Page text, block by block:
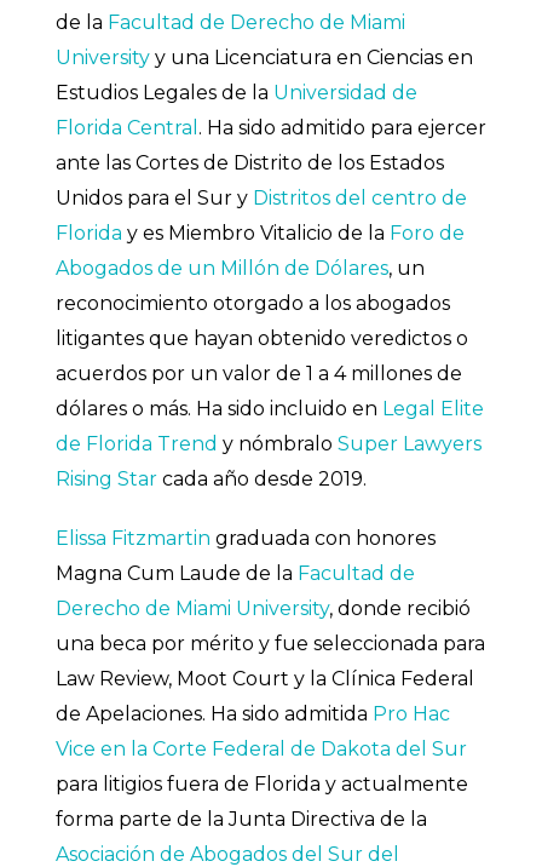
de la Facultad de Derecho de Miami
University y una Licenciatura en Ciencias en
Estudios Legales de la Universidad de
Florida Central . Ha sido admitido para ejercer
ante las Cortes de Distrito de los Estados
Unidos para el Sur y Distritos del centro de
Florida y es Miembro Vitalicio de la Foro de
Abogados de un Millón de Dólares, un
reconocimiento otorgado a los abogados
litigantes que hayan obtenido veredictos o
acuerdos por un valor de 1 a 4 millones de
dólares o más. Ha sido incluido en Legal Elite
de Florida Trend y nómbralo Super Lawyers
Rising Star cada año desde 2019.
Elissa Fitzmartin graduada con honores
Magna Cum Laude de la Facultad de
Derecho de Miami University, donde recibió
una beca por mérito y fue seleccionada para
Law Review, Moot Court y la Clínica Federal
de Apelaciones. Ha sido admitida Pro Hac
Vice en la Corte Federal de Dakota del Sur
para litigios fuera de Florida y actualmente
forma parte de la Junta Directiva de la
Asociación de Abogados del Sur del